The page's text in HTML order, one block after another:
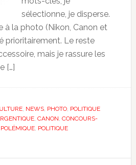
sélectionne, je disperse.
à la photo (Nikon, Canon et
prioritairement. Le reste
mais je rassure les
[…]
, NEWS, PHOTO, POLITIQUE
, CANON CONCOURS-
POLÉMIQUE, POLITIQUE